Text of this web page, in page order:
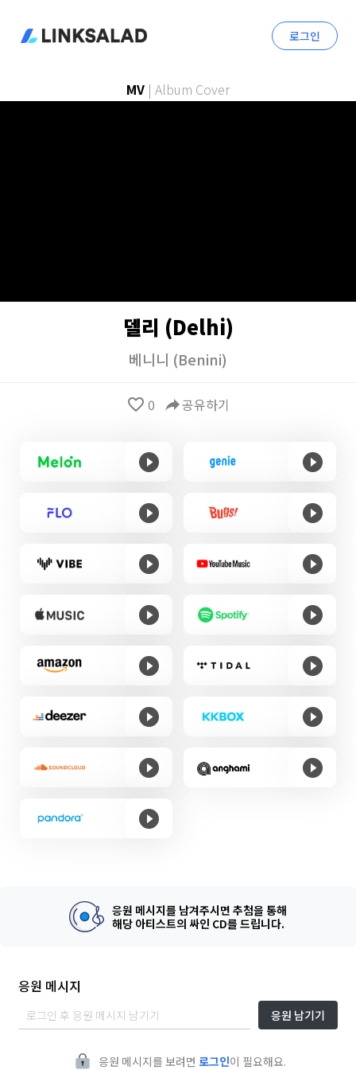
로그인
MV | Album Cover
델리 (Delhi)
베니니 (Benini)
favorite_border 0 reply공유하기
응원 메시지를 남겨주시면 추첨을 통해
해당 아티스트의 싸인 CD를 드립니다.
응원 메시지
응원 남기기
응원 메시지를 보려면 로그인이 필요해요.